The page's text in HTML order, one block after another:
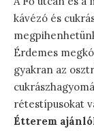
kávézó és
Érdemes
gyakran az
rétestípusokat
Étterem